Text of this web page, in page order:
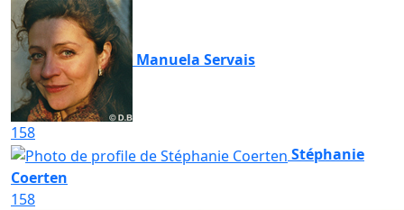
Manuela Servais
158
Stéphanie
Coerten
158